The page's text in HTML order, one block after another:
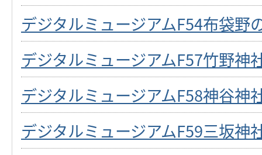
デジタルミュージアムF54布袋野
デジタルミュージアムF57竹野神
デジタルミュージアムF58神谷神
デジタルミュージアムF59三坂神